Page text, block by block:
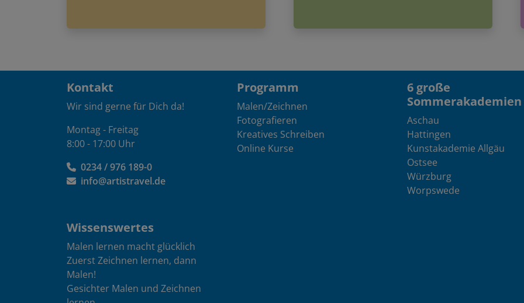
Kontakt
Wir sind gerne für Dich da!
Montag - Freitag
8:00 - 17:00 Uhr
0234 / 976 189-0
info@artistravel.de
Wissenswertes
Malen lernen macht glücklich
Zuerst Zeichnen lernen, dann
Malen!
Gesichter Malen und Zeichnen
lernen
Programm
Malen/Zeichnen
Fotografieren
Kreatives Schreiben
Online Kurse
6 große
Sommerakademien
Aschau
Hattingen
Kunstakademie Allgäu
Ostsee
Würzburg
Worpswede